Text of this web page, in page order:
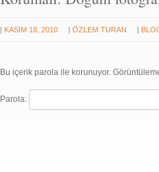
| KASIM 18, 2010 |ÖZLEM TURAN |
Bu içerik parola ile korunuyor.
Parola: